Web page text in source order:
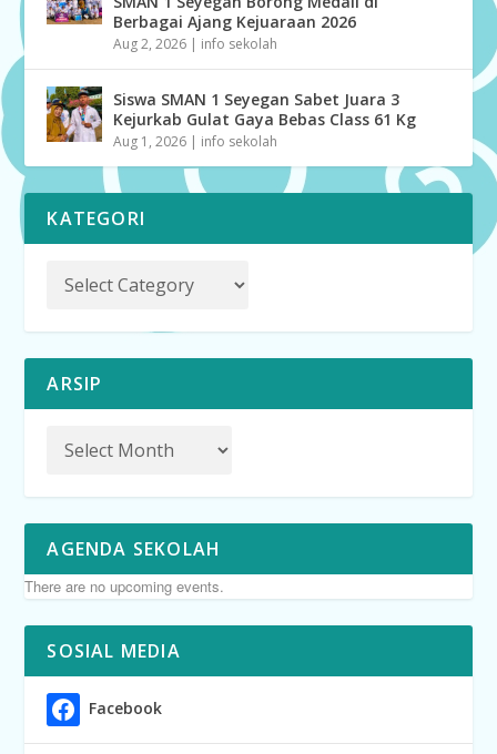
Berbagai Ajang Kejuaraan 2026
Aug 2, 2026 | info sekolah
Siswa SMAN 1 Seyegan Sabet Juara 3
Kejurkab Gulat Gaya Bebas Class 61 Kg
Aug 1, 2026 | info sekolah
KATEGORI
ARSIP
AGENDA SEKOLAH
There are no upcoming events.
SOSIAL MEDIA
Facebook